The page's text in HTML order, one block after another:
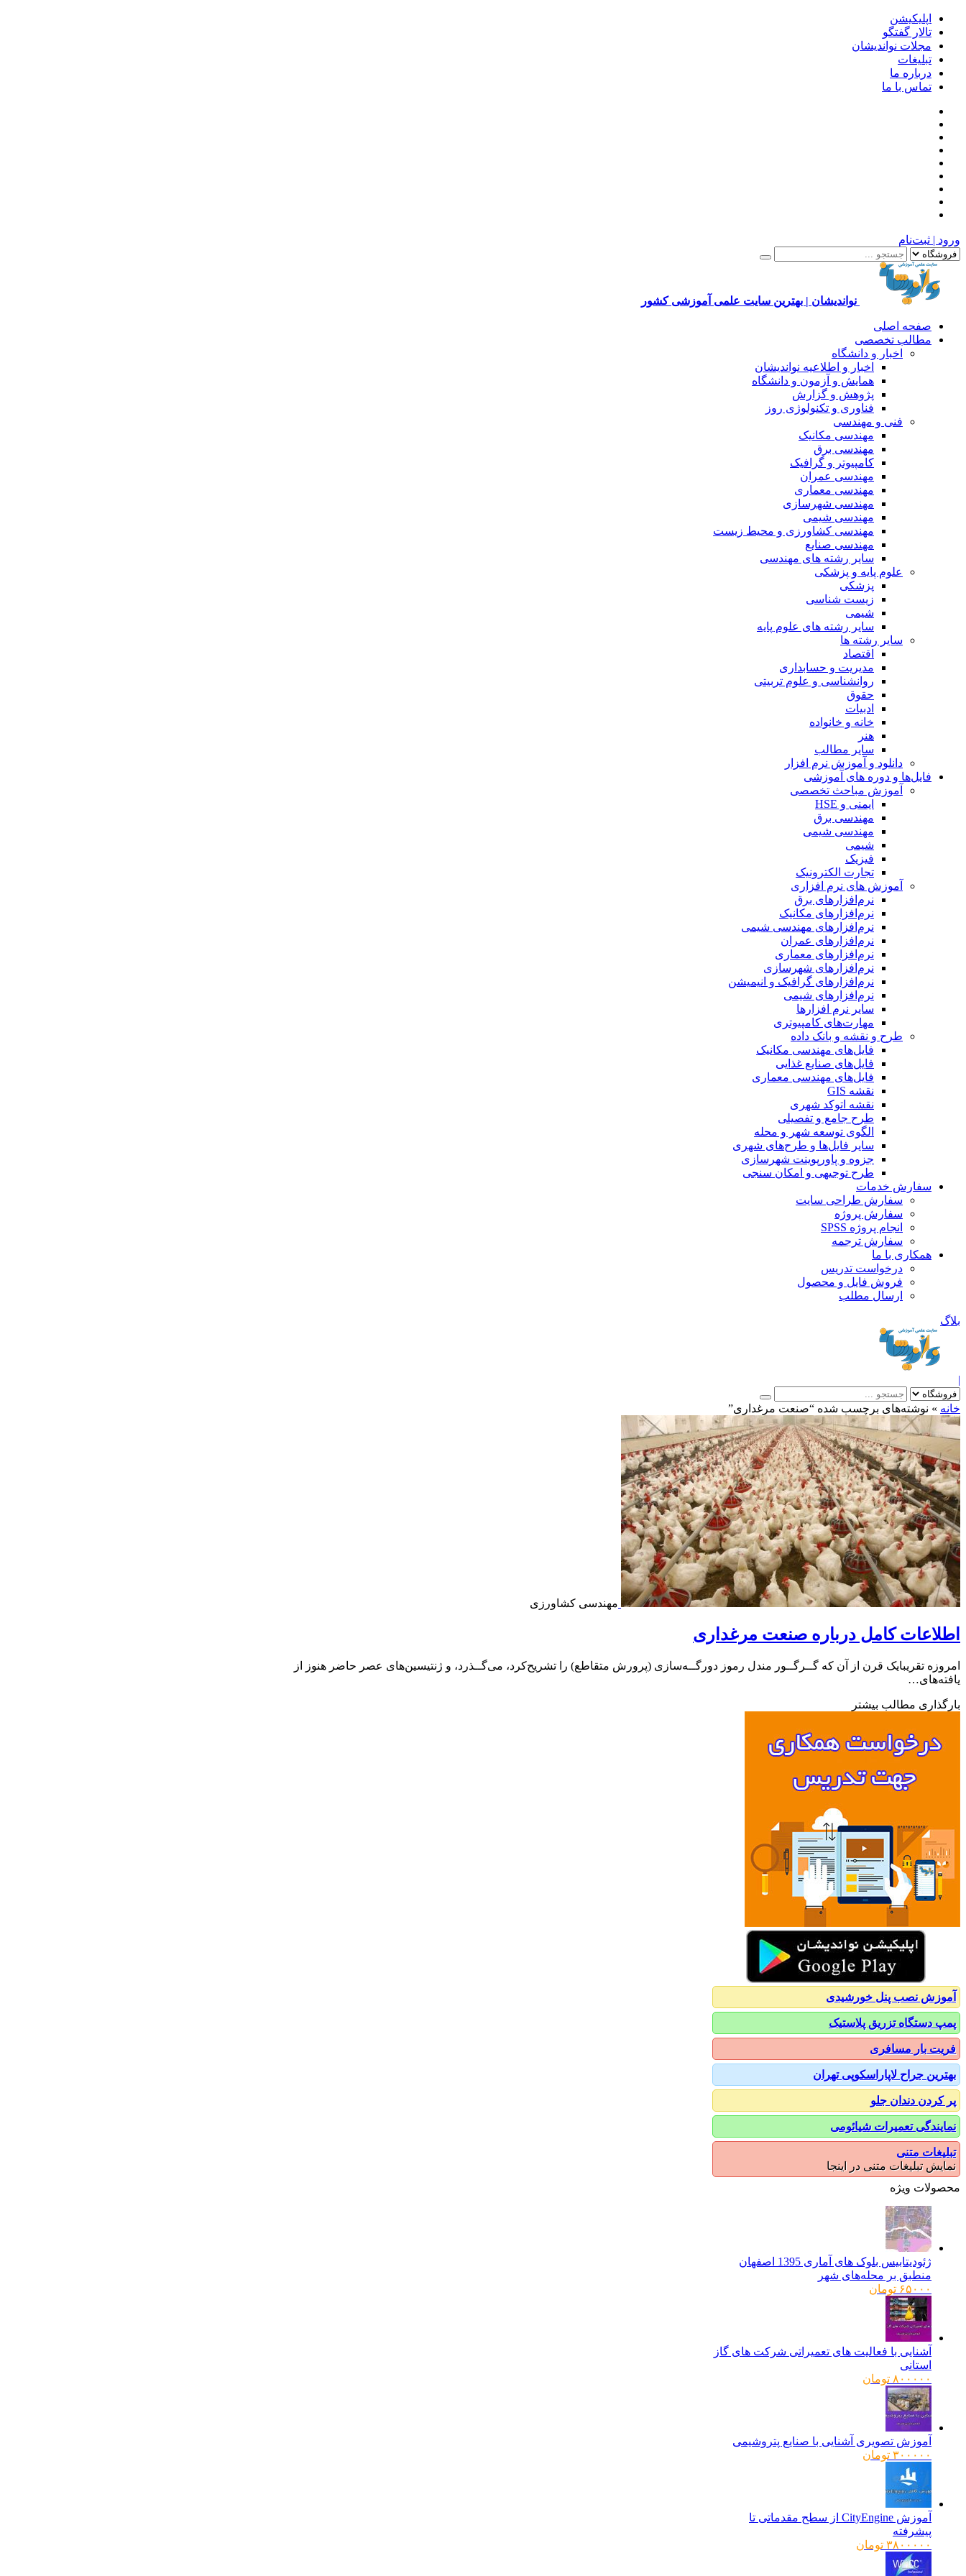
اپلیکیشن
تالار گفتگو
مجلات نواندیشان
تبلیغات
درباره ما
تماس با ما
ورود | ثبت‌نام
نواندیشان | بهترین سایت علمی آموزشی کشور
صفحه اصلی
مطالب تخصصی
اخبار و دانشگاه
اخبار و اطلاعیه نواندیشان
همایش و آزمون و دانشگاه
پژوهش و گزارش
فناوری و تکنولوژی روز
فنی و مهندسی
مهندسی مکانیک
مهندسی برق
کامپیوتر و گرافیک
مهندسی عمران
مهندسی معماری
مهندسی شهرسازی
مهندسی شیمی
مهندسی کشاورزی و محیط زیست
مهندسی صنایع
سایر رشته های مهندسی
علوم پایه و پزشکی
پزشکی
زیست شناسی
شیمی
سایر رشته های علوم پایه
سایر رشته ها
اقتصاد
مدیریت و حسابداری
روانشناسی و علوم تربیتی
حقوق
ادبیات
خانه و خانواده
هنر
سایر مطالب
دانلود و آموزش نرم افزار
فایل‌ها و دوره های آموزشی
آموزش مباحث تخصصی
ایمنی و HSE
مهندسی برق
مهندسی شیمی
شیمی
فیزیک
تجارت الکترونیک
آموزش های نرم افزاری
نرم‌افزارهای برق
نرم‌افزارهای مکانیک
نرم‌افزارهای مهندسی شیمی
نرم‌افزارهای عمران
نرم‌افزارهای معماری
نرم‌افزارهای شهرسازی
نرم‌افزارهای گرافیک و انیمیشن
نرم‌افزارهای شیمی
سایر نرم افزارها
مهارت‌های کامپیوتری
طرح و نقشه و بانک داده
فایل‌های مهندسی مکانیک
فایل‌های صنایع غذایی
فایل‌های مهندسی معماری
نقشه GIS
نقشه اتوکد شهری
طرح جامع و تفصیلی
الگوی توسعه شهر و محله
سایر فایل‌ها و طرح‌های شهری
جزوه و پاورپوینت شهرسازی
طرح توجیهی و امکان سنجی
سفارش خدمات
سفارش طراحی سایت
سفارش پروژه
انجام پروژه SPSS
سفارش ترجمه
همکاری با ما
درخواست تدریس
فروش فایل و محصول
ارسال مطلب
بلاگ
|
خانه » نوشته‌های برچسب شده “صنعت مرغداری”
مهندسی کشاورزی
اطلاعات کامل درباره صنعت مرغداری
امروزه‌ تقریبایک‌ قرن‌ از آن‌ که‌ گــرگــور مندل‌ رموز دورگــه‌سازی‌ (پرورش‌ متقاطع‌) را تشریح‌کرد، می‌گــذرد، و ژنتیسین‌های‌ عصر حاضر هنوز از
یافته‌های‌…
بارگذاری مطالب بیشتر
آموزش نصب پنل خورشیدی
پمپ دستگاه تزریق پلاستیک
فریت بار مسافری
بهترین جراح لاپاراسکوپی تهران
پر کردن دندان جلو
نمایندگی تعمیرات شیائومی
تبلیغات متنی
نمایش تبلیغات متنی در اینجا
محصولات ویژه
ژئودیتابیس بلوک های آماری 1395 اصفهان
منطبق بر محله‌های شهر
۶۵۰۰۰ تومان
آشنایی با فعالیت های تعمیراتی شرکت های گاز
استانی
۸۰۰۰۰۰ تومان
آموزش تصویری آشنایی با صنایع پتروشیمی
۳۰۰۰۰۰ تومان
آموزش CityEngine از سطح مقدماتی تا
پیشرفته
۳۸۰۰۰۰۰ تومان